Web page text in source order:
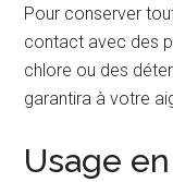
Pour conserver
contact avec des
chlore ou des
garantira à votre
Usage